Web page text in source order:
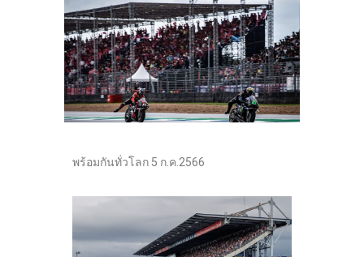
พร้อมกันทั่วโลก 5 ก.ค.2566